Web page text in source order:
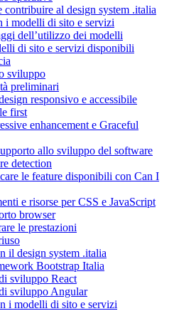
contribuire al design system .italia
i modelli di sito e servizi
dell’utilizzo dei modelli
di sito e servizi disponibili
sviluppo
preliminari
responsivo e accessibile
first
enhancement e Graceful
allo sviluppo del software
detection
le feature disponibili con Can I
e risorse per CSS e JavaScript
browser
le prestazioni
il design system .italia
Bootstrap Italia
sviluppo React
sviluppo Angular
i modelli di sito e servizi